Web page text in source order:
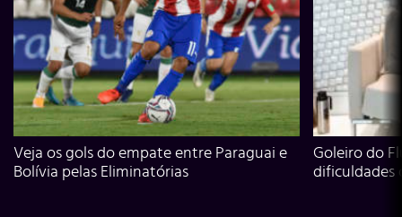
Veja os gols do empate entre Paraguai e
Bolívia pelas Eliminatórias
Goleiro do
dificuldades